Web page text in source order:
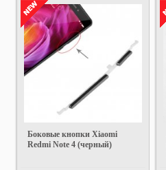
Боковые кнопки Xiaomi
Redmi Note 4 (черный)